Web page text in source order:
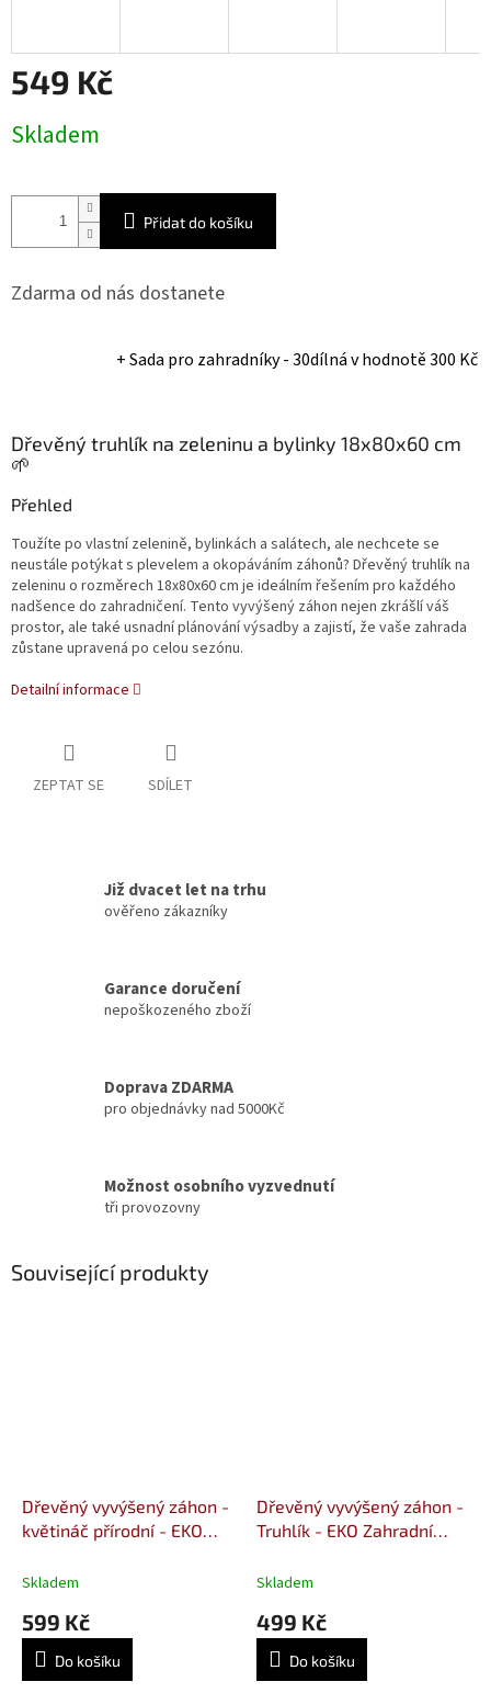
549 Kč
cena:
Skladem
Přidat do košíku
Zdarma od nás dostanete
+ Sada pro zahradníky - 30dílnáv hodnotě 300 Kč
Dřevěný truhlík na zeleninu a bylinky 18x80x60 cm
🌱
Přehled
Toužíte po vlastní zelenině, bylinkách a salátech, ale nechcete se
neustále potýkat s plevelem a okopáváním záhonů? Dřevěný truhlík na
zeleninu o rozměrech 18x80x60 cm je ideálním řešením pro každého
nadšence do zahradničení. Tento vyvýšený záhon nejen zkrášlí váš
prostor, ale také usnadní plánování výsadby a zajistí, že vaše zahrada
zůstane upravená po celou sezónu.
Detailní informace
ZEPTAT SE SDÍLET
Již dvacet let na trhu
ověřeno zákazníky
Garance doručení
nepoškozeného zboží
Doprava ZDARMA
pro objednávky nad 5000Kč
Možnost osobního vyzvednutí
tři provozovny
Související produkty
Dřevěný vyvýšený záhon -
květináč přírodní - EKO
Skladem
599 Kč
Do košíku
Dřevěný vyvýšený záhon -
Truhlík - EKO Zahradní
Skladem
499 Kč
Do košíku